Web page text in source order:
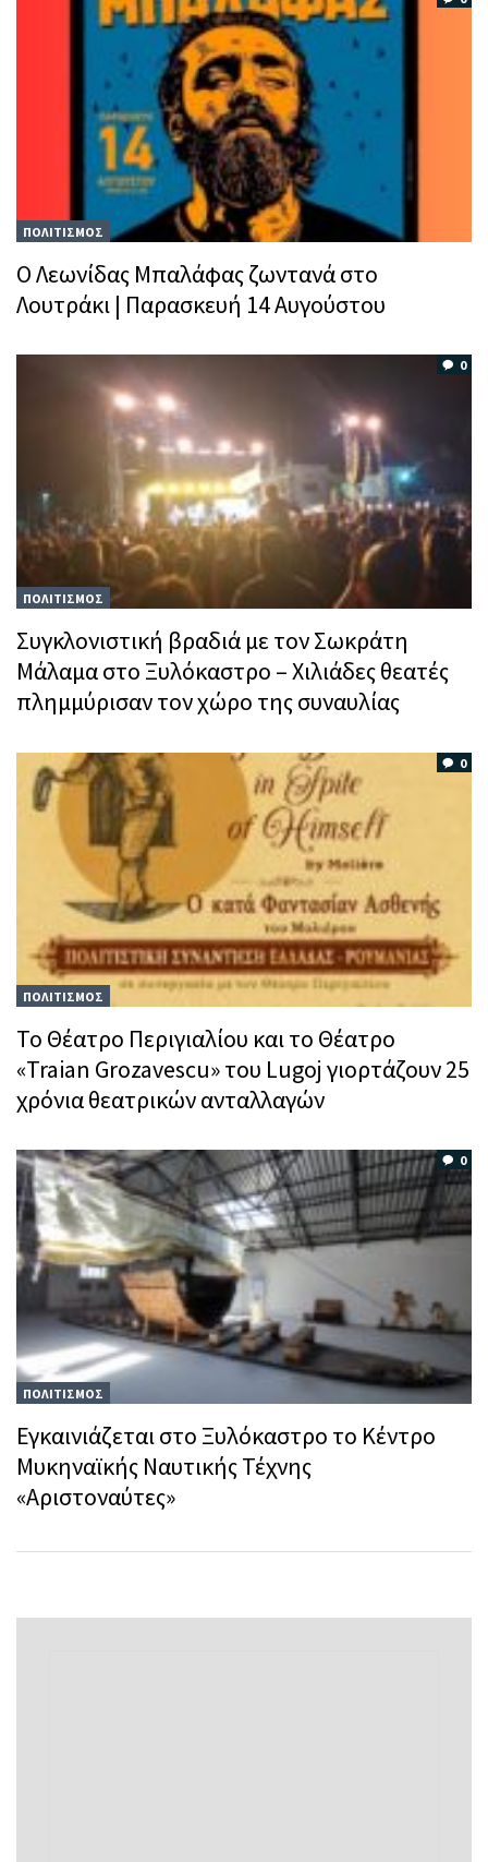
ΠΟΛΙΤΙΣΜΟΣ
Ο Λεωνίδας Μπαλάφας ζωντανά στο
Λουτράκι | Παρασκευή 14 Αυγούστου
0
ΠΟΛΙΤΙΣΜΟΣ
Συγκλονιστική βραδιά με τον Σωκράτη
Μάλαμα στο Ξυλόκαστρο – Χιλιάδες θεατές
πλημμύρισαν τον χώρο της συναυλίας
0
ΠΟΛΙΤΙΣΜΟΣ
Το Θέατρο Περιγιαλίου και το Θέατρο
«Traian Grozavescu» του Lugoj γιορτάζουν 25
χρόνια θεατρικών ανταλλαγών
0
ΠΟΛΙΤΙΣΜΟΣ
Εγκαινιάζεται στο Ξυλόκαστρο το Κέντρο
Μυκηναϊκής Ναυτικής Τέχνης
«Αριστοναύτες»